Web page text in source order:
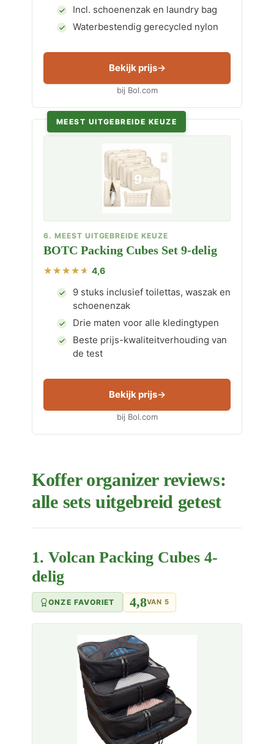
Incl. schoenenzak en laundry bag
Waterbestendig gerecycled nylon
Bekijk prijs
bij Bol.com
MEEST UITGEBREIDE KEUZE
6. MEEST UITGEBREIDE KEUZE
BOTC Packing Cubes Set 9-delig
4,6
9 stuks inclusief toilettas, waszak en
schoenenzak
Drie maten voor alle kledingtypen
Beste prijs-kwaliteitverhouding van
de test
Bekijk prijs
bij Bol.com
Koffer organizer reviews:
alle sets uitgebreid getest
1. Volcan Packing Cubes 4-
delig
ONZE FAVORIET 4,8VAN 5